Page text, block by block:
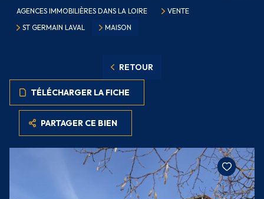
AGENCES IMMOBILIÈRES DANS LA LOIRE
VENTE
ST GERMAIN LAVAL
MAISON
RETOUR
TÉLÉCHARGER LA FICHE
PARTAGER CE BIEN